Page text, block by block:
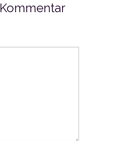
Kommentar